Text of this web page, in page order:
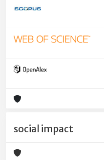
social impact